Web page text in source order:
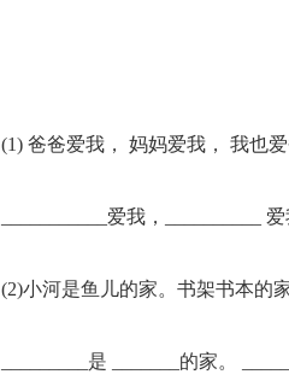
(1) 爸爸爱我， 妈妈爱我， 我也爱
___________爱我，__________
(2)小河是鱼儿的家。书架书本的
_________是 _______的家。